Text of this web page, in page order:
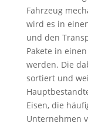
Fahrzeug
wird es in
und den
Pakete in
werden. Die
sortiert und
Eisen, die
Unternehmen